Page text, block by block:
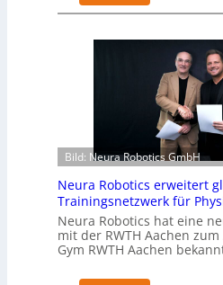
K
l
t
S
e
c
u
Bild: Neura Robotics GmbH
Neura Robotics erweitert
Trainingsnetzwerk für
Neura Robotics hat eine
mit der RWTH Aachen
Gym RWTH Aachen